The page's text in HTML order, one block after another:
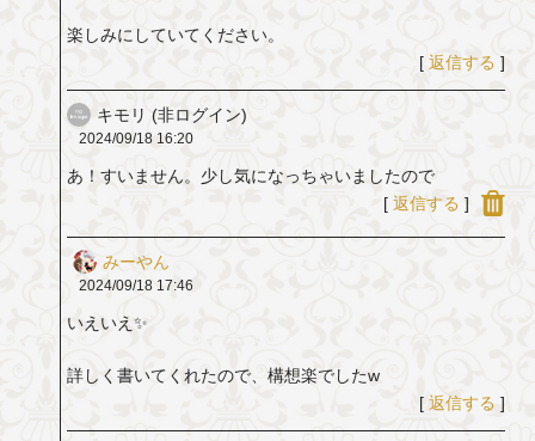
楽しみにしていてください。
[ 返信する ]
キモリ (非ログイン)
2024/09/18 16:20
あ！すいません。少し気になっちゃいましたので
[ 返信する ]
みーやん
2024/09/18 17:46
いえいえ✨
詳しく書いてくれたので、構想楽でしたw
[ 返信する ]